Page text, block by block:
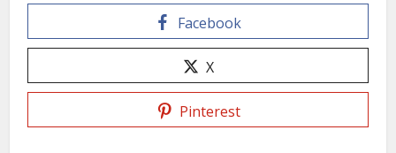
Facebook
X
Pinterest